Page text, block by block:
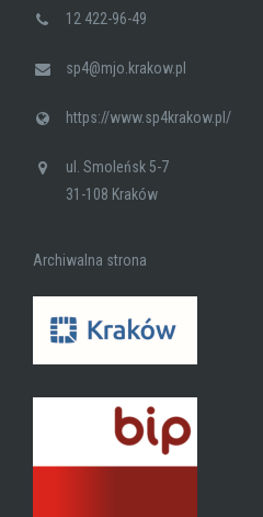
12 422-96-49
sp4@mjo.krakow.pl
https://www.sp4krakow.pl/
ul. Smoleńsk 5-7
31-108 Kraków
Archiwalna strona